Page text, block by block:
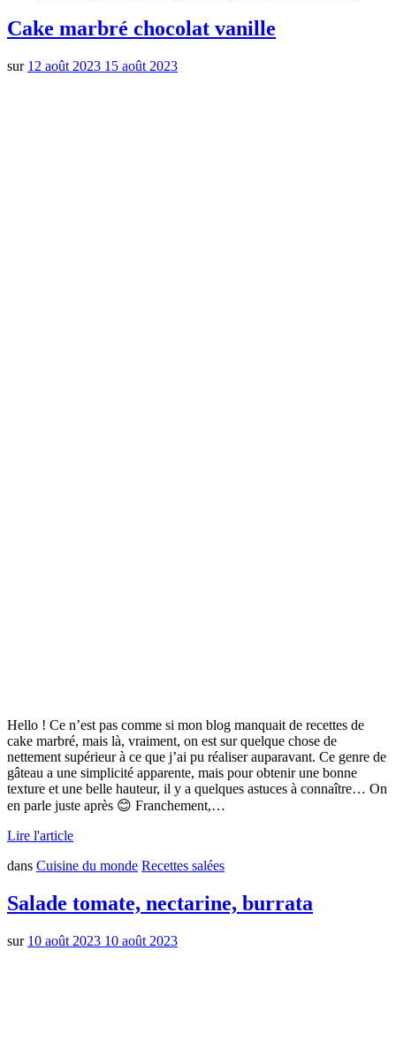
Cake marbré chocolat vanille
sur 12 août 2023 15 août 2023
Hello ! Ce n’est pas comme si mon blog manquait de recettes de
cake marbré, mais là, vraiment, on est sur quelque chose de
nettement supérieur à ce que j’ai pu réaliser auparavant. Ce genre de
gâteau a une simplicité apparente, mais pour obtenir une bonne
texture et une belle hauteur, il y a quelques astuces à connaître… On
en parle juste après 😊 Franchement,…
Lire l'article
dans Cuisine du monde Recettes salées
Salade tomate, nectarine, burrata
sur 10 août 2023 10 août 2023